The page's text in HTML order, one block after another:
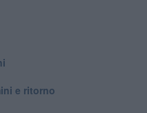
e ritorno